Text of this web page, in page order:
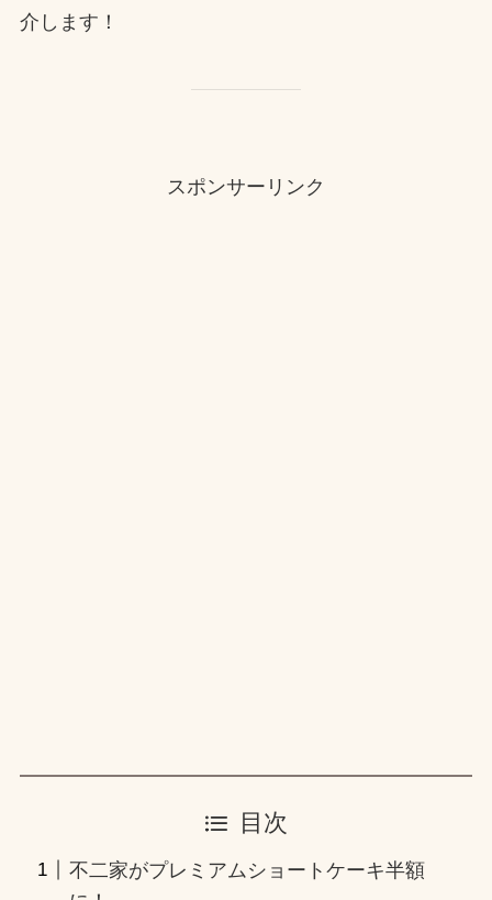
介します！
スポンサーリンク
目次
不二家がプレミアムショートケーキ半額